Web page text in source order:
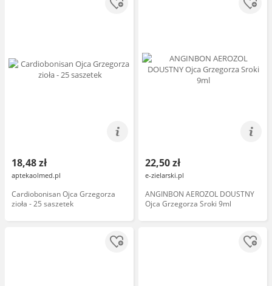
18,48 zł
aptekaolmed.pl
Cardiobonisan Ojca Grzegorza
zioła - 25 saszetek
22,50 zł
e-zielarski.pl
ANGINBON AEROZOL DOUSTNY
Ojca Grzegorza Sroki 9ml